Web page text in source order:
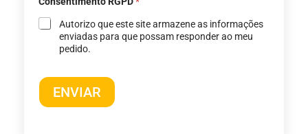
Autorizo ​​que este site armazene as informações
enviadas para que possam responder ao meu
pedido.
ENVIAR